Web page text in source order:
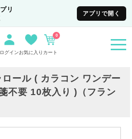
リ
アプリで開く
ログインお気に入り カート
0
ール ( カラコン ワンデー
不要 10枚入り )（フラン